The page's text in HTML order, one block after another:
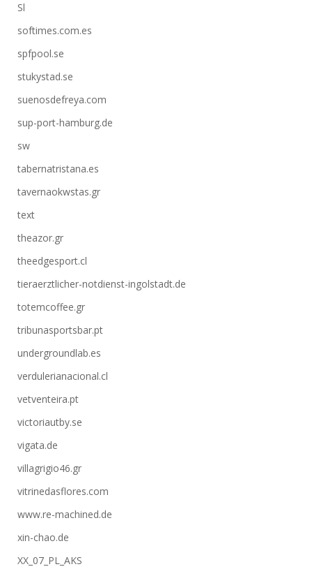
Sl
softimes.com.es
spfpool.se
stukystad.se
suenosdefreya.com
sup-port-hamburg.de
sw
tabernatristana.es
tavernaokwstas.gr
text
theazor.gr
theedgesport.cl
tieraerztlicher-notdienst-ingolstadt.de
totemcoffee.gr
tribunasportsbar.pt
undergroundlab.es
verdulerianacional.cl
vetventeira.pt
victoriautby.se
vigata.de
villagrigio46.gr
vitrinedasflores.com
www.re-machined.de
xin-chao.de
XX_07_PL_AKS